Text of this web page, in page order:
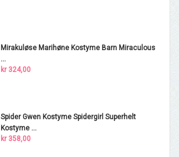
Mirakuløse Marihøne Kostyme Barn Miraculous
...
kr 324,00
Spider Gwen Kostyme Spidergirl Superhelt
Kostyme ...
kr 358,00